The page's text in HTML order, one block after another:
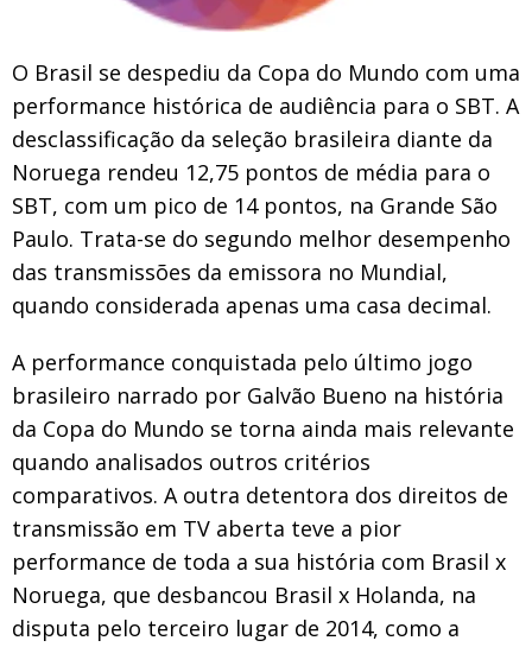
O Brasil se despediu da Copa do Mundo com uma
performance histórica de audiência para o SBT. A
desclassificação da seleção brasileira diante da
Noruega rendeu 12,75 pontos de média para o
SBT, com um pico de 14 pontos, na Grande São
Paulo. Trata-se do segundo melhor desempenho
das transmissões da emissora no Mundial,
quando considerada apenas uma casa decimal.
A performance conquistada pelo último jogo
brasileiro narrado por Galvão Bueno na história
da Copa do Mundo se torna ainda mais relevante
quando analisados outros critérios
comparativos. A outra detentora dos direitos de
transmissão em TV aberta teve a pior
performance de toda a sua história com Brasil x
Noruega, que desbancou Brasil x Holanda, na
disputa pelo terceiro lugar de 2014, como a